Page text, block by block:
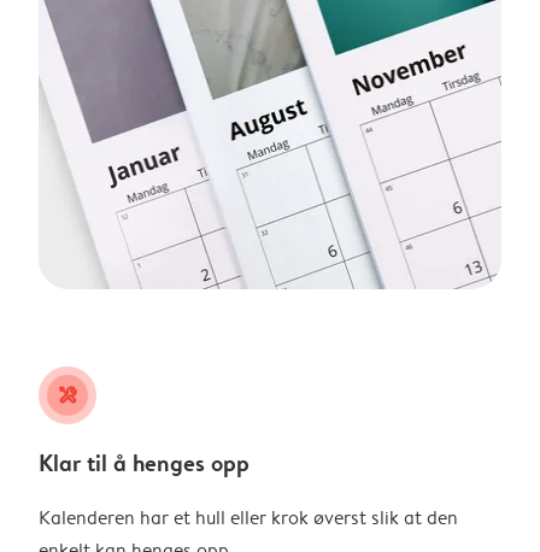
tools
Klar til å henges opp
Kalenderen har et hull eller krok øverst slik at den